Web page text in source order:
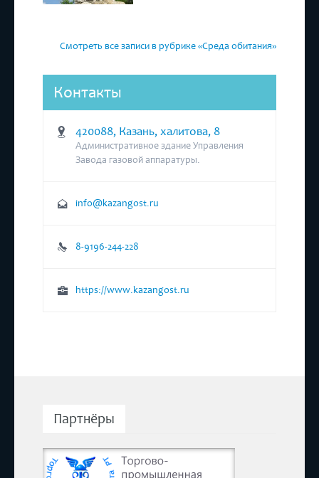
Смотреть все записи в рубрике «Среда обитания»
Контакты
420088, Казань, халитова, 8
Административное здание Управления
Завода газовой аппаратуры.
info@kazangost.ru
8-9196-244-228
https://www.kazangost.ru
Партнёры